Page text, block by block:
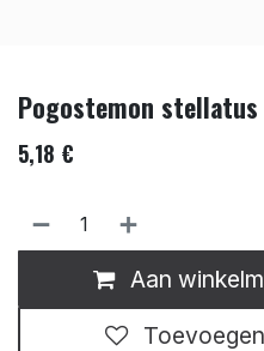
Pogostemon stellatus
5,18 €
Aan